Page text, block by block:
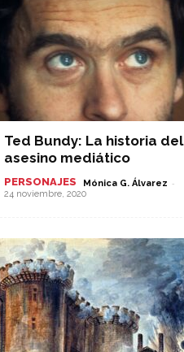
Ted Bundy: La historia del
asesino mediático
PERSONAJES Mónica G. Álvarez -
24 noviembre, 2020